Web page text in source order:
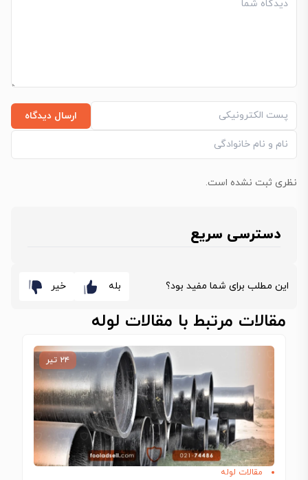
ارسال دیدگاه
نظری ثبت نشده است.
دسترسی سریع
این مطلب برای شما مفید بود؟ بله خیر
مقالات مرتبط با مقالات لوله
۲۴ تیر
مقالات لوله